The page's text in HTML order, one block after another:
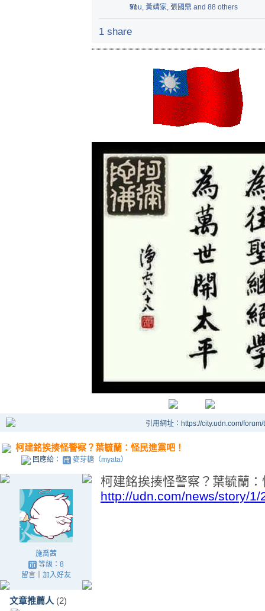
91
You, 黃靖家, 張國鼎 and 88 others
1 share
引用網址：https://city.udn.com/
柯建銘挨揍怪警察？葉毓蘭：怪民進黨吧！
回應給： 麥芽糖（myata）
施喬茜
等級：8
留言｜ 加入好友
文章推薦人 (2)
柯建銘挨揍怪警察？葉毓蘭
http://udn.com/news/story/1/